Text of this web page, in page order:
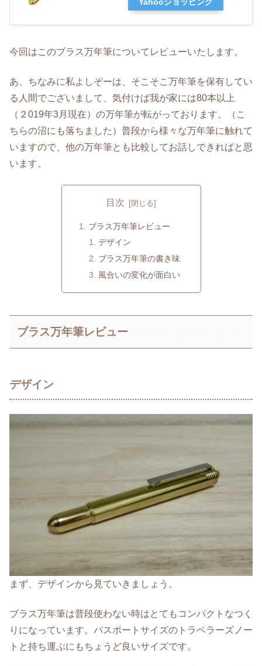
Yahooショッピング
今回はこのブラス万年筆についてレビューいたします。
あ、ちなみに私よしぞーは、そこそこ万年筆を保有してい
る人間でございまして、気付けば我が家には80本以上
（２019年3月現在）の万年筆が転がっております。（こ
ちらの沼にも落ちました）普段から様々な万年筆に触れて
いますので、他の万年筆とも比較してお話しできればと思
います。
目次
ブラス万年筆レビュー
デザイン
ブラス万年筆の書き味
風合いの変化が面白い
ブラス万年筆レビュー
デザイン
まず、デザインから見ていきましょう。
ブラス万年筆は普段使わない時はとてもコンパクトなつく
りになっています。パスポートサイズのトラベラーズノー
トと持ち運ぶにもちょうど良いサイズです。